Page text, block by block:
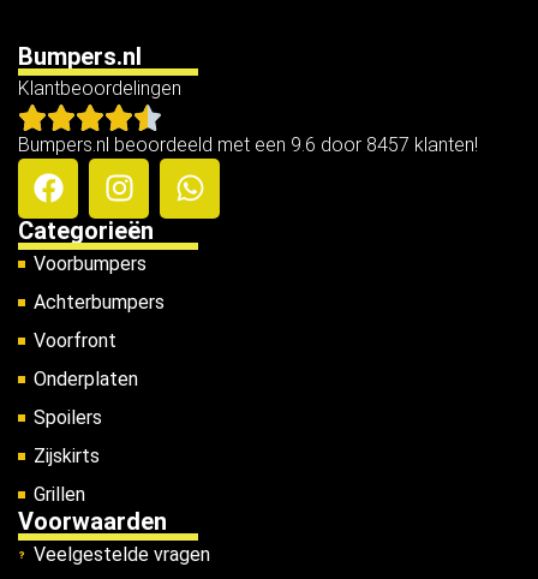
Bumpers.nl
Klantbeoordelingen
Bumpers.nl beoordeeld met een 9.6 door 8457 klanten!
Categorieën
Voorbumpers
Achterbumpers
Voorfront
Onderplaten
Spoilers
Zijskirts
Grillen
Voorwaarden
Veelgestelde vragen